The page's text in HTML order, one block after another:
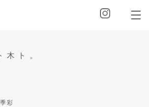
木ト。
彩